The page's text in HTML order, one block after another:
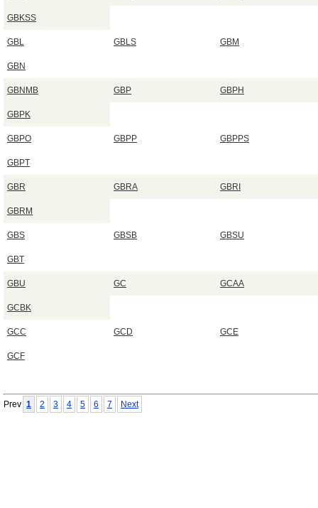
GBKSS
GBL GBLS GBM
GBN
GBNMB GBP GBPH
GBPK
GBPO GBPP GBPPS
GBPT
GBR GBRA GBRI
GBRM
GBS GBSB GBSU
GBT
GBU GC GCAA
GCBK
GCC GCD GCE
GCF
Prev 1 2 3 4 5 6 7 Next